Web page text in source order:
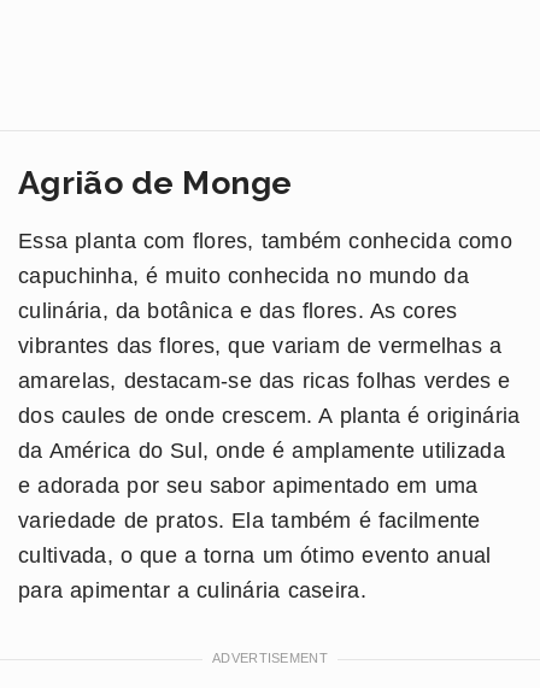
Agrião de Monge
Essa planta com flores, também conhecida como
capuchinha, é muito conhecida no mundo da
culinária, da botânica e das flores. As cores
vibrantes das flores, que variam de vermelhas a
amarelas, destacam-se das ricas folhas verdes e
dos caules de onde crescem. A planta é originária
da América do Sul, onde é amplamente utilizada
e adorada por seu sabor apimentado em uma
variedade de pratos. Ela também é facilmente
cultivada, o que a torna um ótimo evento anual
para apimentar a culinária caseira.